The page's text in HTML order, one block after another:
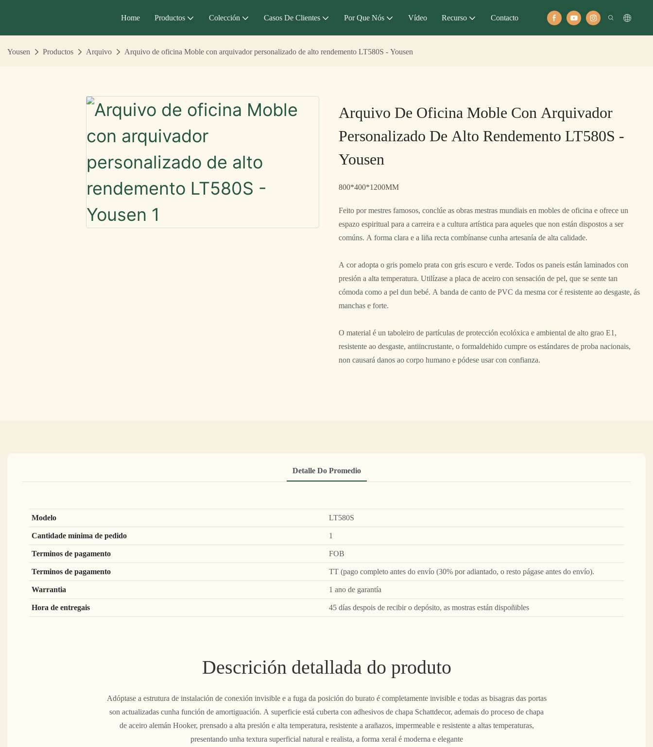
Home Productos Colección Casos De Clientes Por Que Nós Vídeo Recurso Contacto
Yousen Productos Arquivo Arquivo de oficina Moble con arquivador personalizado de alto rendemento LT580S - Yousen
Arquivo De Oficina Moble Con Arquivador
Personalizado De Alto Rendemento LT580S -
Yousen
800*400*1200MM
Feito por mestres famosos, conclúe as obras mestras mundiais en mobles de oficina e ofrece un
espazo espiritual para a carreira e a cultura artística para aqueles que non están dispostos a ser
comúns. A forma clara e a liña recta combínanse cunha artesanía de alta calidade.
A cor adopta o gris pomelo prata con gris escuro e verde. Todos os paneis están laminados con
presión a alta temperatura. Utilízase a placa de aceiro con sensación de pel, que se sente tan
cómoda como a pel dun bebé. A banda de canto de PVC da mesma cor é resistente ao desgaste, ás
manchas e forte.
O material é un taboleiro de partículas de protección ecolóxica e ambiental de alto grao E1,
resistente ao desgaste, antiincrustante, o formaldehido cumpre os estándares de proba nacionais,
non causará danos ao corpo humano e pódese usar con confianza.
Detalle Do Promedio
Modelo
LT580S
Cantidade mínima de pedido
1
Terminos de pagamento
FOB
Terminos de pagamento
TT (pago completo antes do envío (30% por adiantado, o resto págase antes do envío).
Warrantia
1 ano de garantía
Hora de entregais
45 días despois de recibir o depósito, as mostras están dispoñibles
Descrición detallada do produto
Adóptase a estrutura de instalación de conexión invisible e a fuga da posición do burato é completamente invisible e todas as bisagras das portas
son actualizadas cunha función de amortiguación. A superficie está cuberta con adhesivos de chapa Schattdecor, ademais do proceso de chapa
de aceiro alemán Hooker, prensado a alta presión e alta temperatura, resistente a arañazos, impermeable e resistente a altas temperaturas,
presentando unha textura superficial natural e realista, a forma xeral é moderna e elegante